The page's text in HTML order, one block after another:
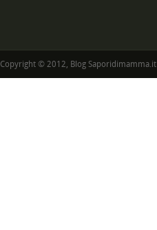
Copyright © 2012, Blog Saporidimamma.it